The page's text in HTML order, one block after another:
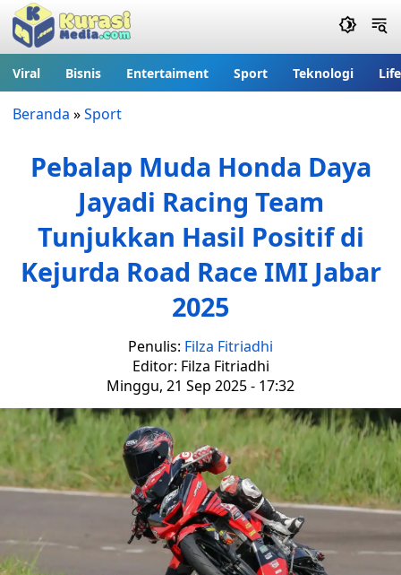
Viral Bisnis Entertaiment Sport Teknologi
Beranda »Sport
Pebalap Muda Honda Daya
Jayadi Racing Team
Tunjukkan Hasil Positif di
Kejurda Road Race IMI Jabar
2025
Penulis: Filza Fitriadhi
Editor: Filza Fitriadhi
Minggu, 21 Sep 2025 - 17:32